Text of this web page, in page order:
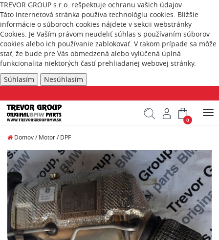
TREVOR GROUP s.r.o. rešpektuje ochranu vašich údajov
Táto internetová stránka používa technológiu cookies. Bližšie
informácie o súboroch cookies nájdete v sekcii webstránky
Cookies. Je Vaším právom neudeliť súhlas s používaním súborov
cookies alebo ich používanie zablokovať. V takom prípade sa môže
stať, že bude pre Vás obmedzená alebo vylúčená úplná
funkcionalita niektorých častí prehliadanej webovej stránky.
Súhlasím
Nesúhlasím
0
Domov/ Motor/ DPF